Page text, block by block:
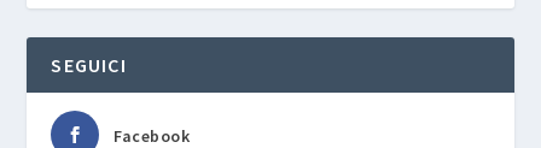
SEGUICI
Facebook